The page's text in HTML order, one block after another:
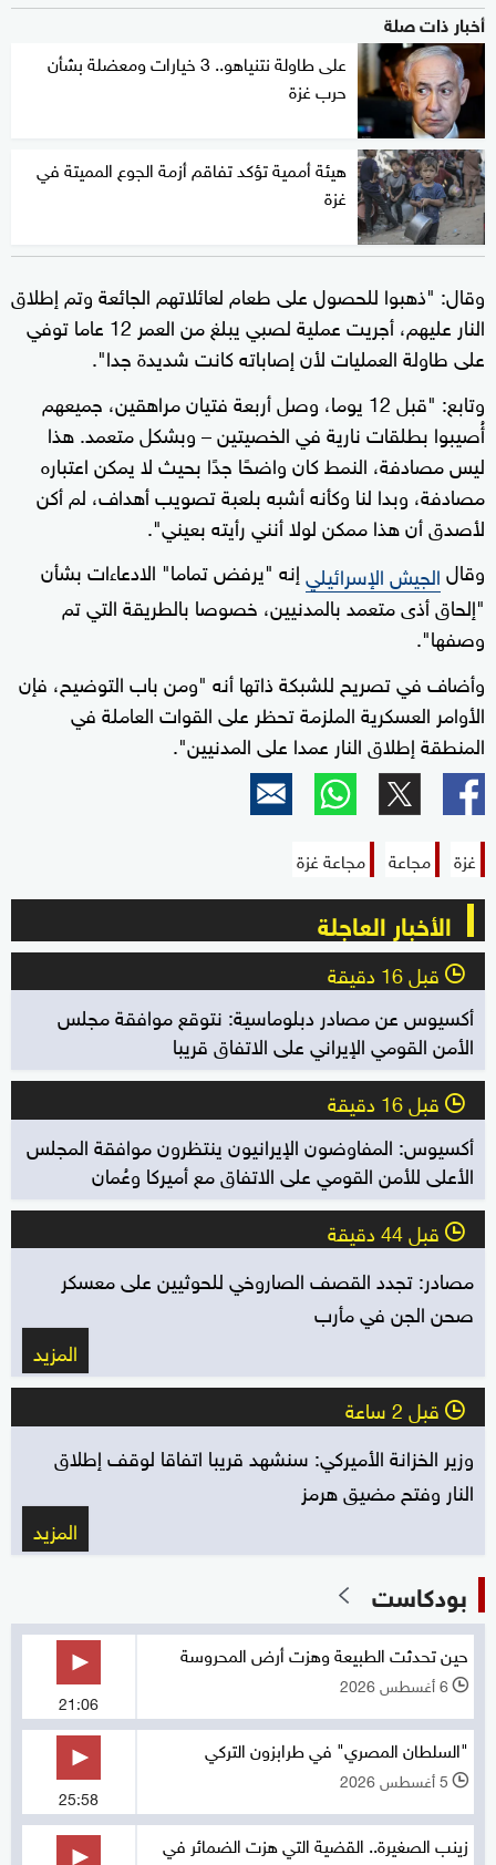
أخبار ذات صلة
على طاولة نتنياهو.. 3 خيارات ومعضلة بشأن
حرب غزة
هيئة أممية تؤكد تفاقم أزمة الجوع المميتة في
غزة
وقال: "ذهبوا للحصول على طعام لعائلاتهم الجائعة وتم إطلاق
النار عليهم، أجريت عملية لصبي يبلغ من العمر 12 عاما توفي
على طاولة العمليات لأن إصاباته كانت شديدة جدا".
وتابع: "قبل 12 يوما، وصل أربعة فتيان مراهقين، جميعهم
أُصيبوا بطلقات نارية في الخصيتين – وبشكل متعمد. هذا
ليس مصادفة، النمط كان واضحًا جدًا بحيث لا يمكن اعتباره
مصادفة، وبدا لنا وكأنه أشبه بلعبة تصويب أهداف، لم أكن
لأصدق أن هذا ممكن لولا أنني رأيته بعيني".
وقالالجيش الإسرائيليإنه "يرفض تماما" الادعاءات بشأن
"إلحاق أذى متعمد بالمدنيين، خصوصا بالطريقة التي تم
وصفها".
وأضاف في تصريح للشبكة ذاتها أنه "ومن باب التوضيح، فإن
الأوامر العسكرية الملزمة تحظر على القوات العاملة في
المنطقة إطلاق النار عمدا على المدنيين".
غزة مجاعة مجاعة غزة
الأخبار العاجلة
l قبل 16 دقيقة
أكسيوس عن مصادر دبلوماسية: نتوقع موافقة مجلس
الأمن القومي الإيراني على الاتفاق قريبا
l قبل 16 دقيقة
أكسيوس: المفاوضون الإيرانيون ينتظرون موافقة المجلس
الأعلى للأمن القومي على الاتفاق مع أميركا وعُمان
l قبل 44 دقيقة
مصادر: تجدد القصف الصاروخي للحوثيين على معسكر
صحن الجن في مأرب
المزيد
l قبل 2 ساعة
وزير الخزانة الأميركي: سنشهد قريبا اتفاقا لوقف إطلاق
النار وفتح مضيق هرمز
المزيد
بودكاست
حين تحدثت الطبيعة وهزت أرض المحروسة
l 6 أغسطس 2026
21:06
"السلطان المصري" في طرابزون التركي
l 5 أغسطس 2026
25:58
زينب الصغيرة.. القضية التي هزت الضمائر في